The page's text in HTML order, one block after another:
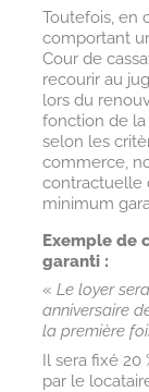
Toutefois, en
comportant
Cour de
recourir au
lors du
fonction de la
selon les
commerce,
contractuelle
minimum
Exemple de
garanti :
« Le loyer
anniversaire
la première
Il sera fixé 20
par le